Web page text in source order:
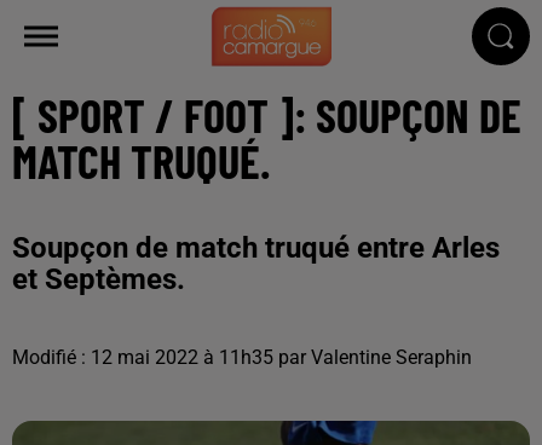
[ SPORT / FOOT ]: SOUPÇON DE
MATCH TRUQUÉ.
Soupçon de match truqué entre Arles
et Septèmes.
Modifié : 12 mai 2022 à 11h35 par Valentine Seraphin